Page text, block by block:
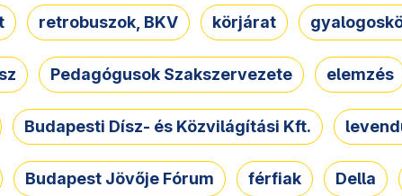
retrobuszok, BKV körjárat
Pedagógusok Szakszervezete elemzés
Budapesti Dísz- és Közvilágítási Kft.
Budapest Jövője Fórum férfiak Della